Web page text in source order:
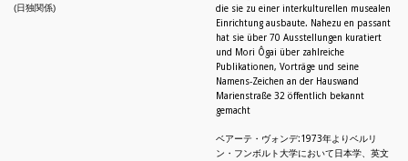
(日独関係)
die sie zu einer interkulturellen musealen
Einrichtung ausbaute. Nahezu en passant
hat sie über 70 Ausstellungen kuratiert
und Mori Ôgai über zahlreiche
Publikationen, Vorträge und seine
Namens-Zeichen an der Hauswand
Marienstraße 32 öffentlich bekannt
gemacht
ベアーテ・ヴォンデ:1973年よりベルリ
ン・フンボルト大学において日本学、英文